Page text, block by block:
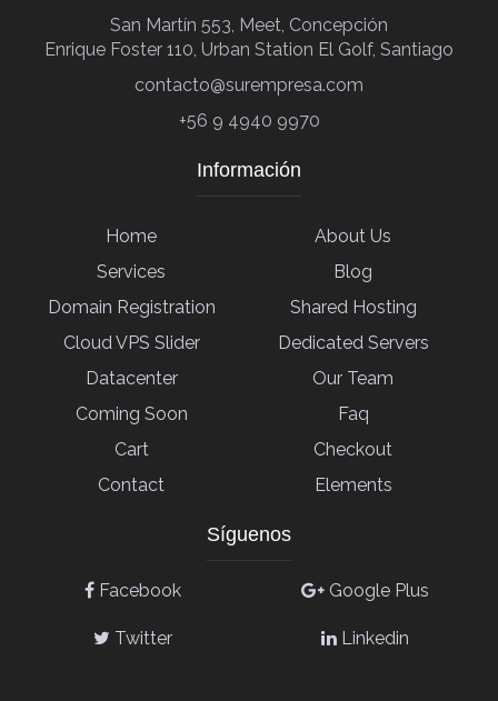
San Martín 553, Meet, Concepción
Enrique Foster 110, Urban Station El Golf, Santiago
contacto@surempresa.com
+56 9 4940 9970
Información
Home
About Us
Services
Blog
Domain Registration
Shared Hosting
Cloud VPS Slider
Dedicated Servers
Datacenter
Our Team
Coming Soon
Faq
Cart
Checkout
Contact
Elements
Síguenos
Facebook Google Plus
Twitter Linkedin